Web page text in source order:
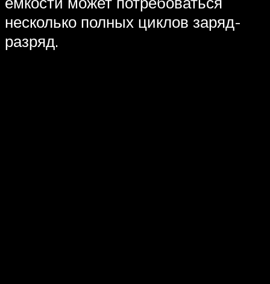
несколько полных циклов заряд-
разряд.